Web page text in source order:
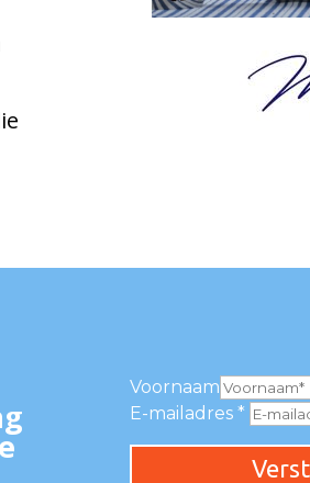
Voornaam
E-mailadres